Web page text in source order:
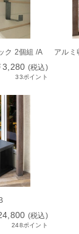
ク 2個組 /A
3,280 (税込)
33ポイント
アルミ
(税込)
248ポイント